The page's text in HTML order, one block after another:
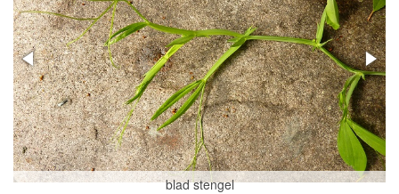
blad stengel